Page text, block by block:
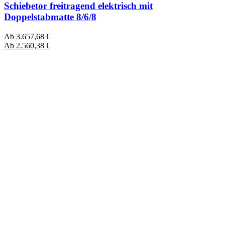
Schiebetor freitragend elektrisch mit
Doppelstabmatte 8/6/8
Ab3.657,68€
Ab 2.560,38 €